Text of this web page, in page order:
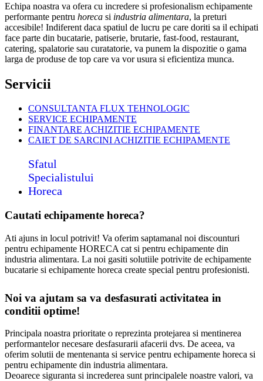
Echipa noastra va ofera cu incredere si profesionalism echipamente
performante pentru horeca si industria alimentara, la preturi
accesibile! Indiferent daca spatiul de lucru pe care doriti sa il echipati
face parte din bucatarie, patiserie, brutarie, fast-food, restaurant,
catering, spalatorie sau curatatorie, va punem la dispozitie o gama
larga de produse de top care va vor usura si eficientiza munca.
Servicii
CONSULTANTA FLUX TEHNOLOGIC
SERVICE ECHIPAMENTE
FINANTARE ACHIZITIE ECHIPAMENTE
CAIET DE SARCINI ACHIZITIE ECHIPAMENTE
Sfatul
Specialistului
Horeca
Cautati echipamente horeca?
Ati ajuns in locul potrivit! Va oferim saptamanal noi discounturi
pentru echipamente HORECA cat si pentru echipamente din
industria alimentara. La noi gasiti solutiile potrivite de echipamente
bucatarie si echipamente horeca create special pentru profesionisti.
Noi va ajutam sa va desfasurati activitatea in
conditii optime!
Principala noastra prioritate o reprezinta protejarea si mentinerea
performantelor necesare desfasurarii afacerii dvs. De aceea, va
oferim solutii de mentenanta si service pentru echipamente horeca si
pentru echipamente din industria alimentara.
Deoarece siguranta si increderea sunt principalele noastre valori, va